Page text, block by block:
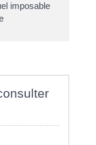
imposable